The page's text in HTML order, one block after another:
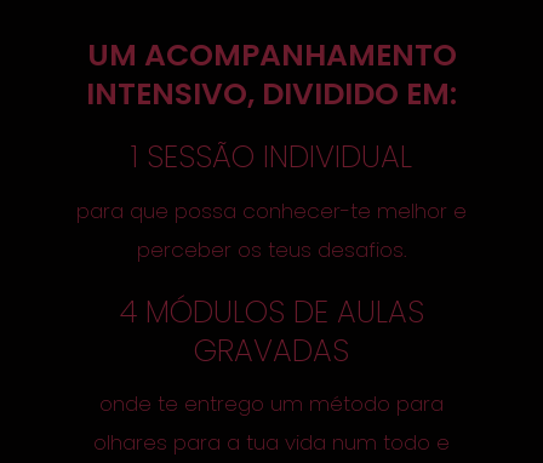
UM ACOMPANHAMENTO
INTENSIVO, DIVIDIDO EM:
1 SESSÃO INDIVIDUAL
para que possa conhecer-te melhor e
perceber os teus desafios.
4 MÓDULOS DE AULAS
GRAVADAS
onde te entrego um método para
olhares para a tua vida num todo e